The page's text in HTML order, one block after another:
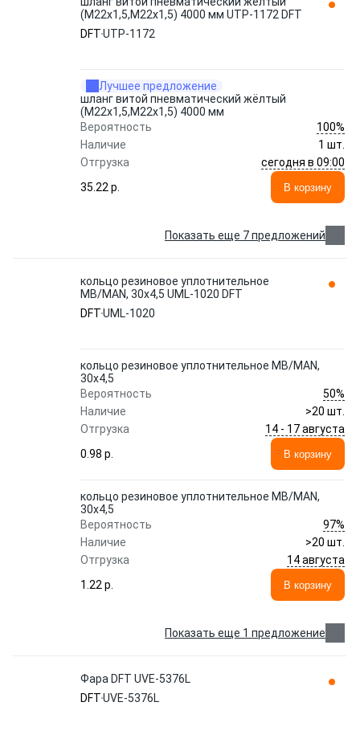
(М22х1,5,М22х1,5) 4000 мм UTP-1172 DFT
DFTUTP-1172
Лучшее предложение
шланг витой пневматический жёлтый
(М22х1,5,М22х1,5) 4000 мм
Вероятность
100%
Наличие
1 шт.
Отгрузка
сегодня в 09:00
35.22 p.
В корзину
Показать еще 7 предложений
кольцо резиновое уплотнительное
MB/MAN, 30x4,5 UML-1020 DFT
DFTUML-1020
кольцо резиновое уплотнительное MB/MAN,
30x4,5
Вероятность
50%
Наличие
>20 шт.
Отгрузка
14 - 17 августа
0.98 p.
В корзину
кольцо резиновое уплотнительное MB/MAN,
30x4,5
Вероятность
97%
Наличие
>20 шт.
Отгрузка
14 августа
1.22 p.
В корзину
Показать еще 1 предложение
Фара DFT UVE-5376L
DFTUVE-5376L